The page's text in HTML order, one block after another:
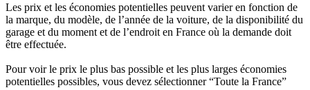
Les prix et les économies potentielles peuvent varier en fonction de
la marque, du modèle, de l’année de la voiture, de la disponibilité du
garage et du moment et de l’endroit en France où la demande doit
être effectuée.
Pour voir le prix le plus bas possible et les plus larges économies
potentielles possibles, vous devez sélectionner “Toute la France”